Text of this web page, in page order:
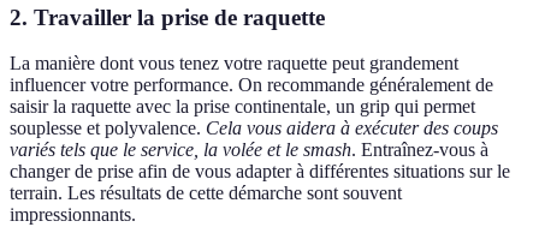
2. Travailler la prise de raquette
La manière dont vous tenez votre raquette peut grandement
influencer votre performance. On recommande généralement de
saisir la raquette avec la prise continentale, un grip qui permet
souplesse et polyvalence. Cela vous aidera à exécuter des coups
variés tels que le service, la volée et le smash. Entraînez-vous à
changer de prise afin de vous adapter à différentes situations sur le
terrain. Les résultats de cette démarche sont souvent
impressionnants.